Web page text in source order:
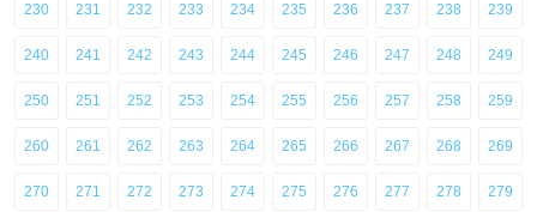
230 231 232 233 234 235 236 237 238 239
240 241 242 243 244 245 246 247 248 249
250 251 252 253 254 255 256 257 258 259
260 261 262 263 264 265 266 267 268 269
270 271 272 273 274 275 276 277 278 279